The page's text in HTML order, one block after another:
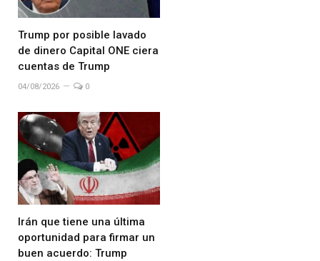
Trump por posible lavado
de dinero Capital ONE ciera
cuentas de Trump
04/08/2026 0
Irán que tiene una última
oportunidad para firmar un
buen acuerdo: Trump